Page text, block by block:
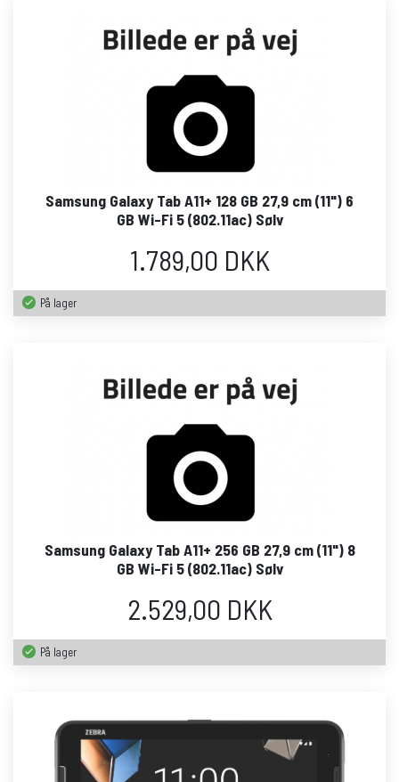
Samsung Galaxy Tab A11+ 128 GB 27,9 cm (11") 6
GB Wi-Fi 5 (802.11ac) Sølv
1.789,00 DKK
På lager
Samsung Galaxy Tab A11+ 256 GB 27,9 cm (11") 8
GB Wi-Fi 5 (802.11ac) Sølv
2.529,00 DKK
På lager